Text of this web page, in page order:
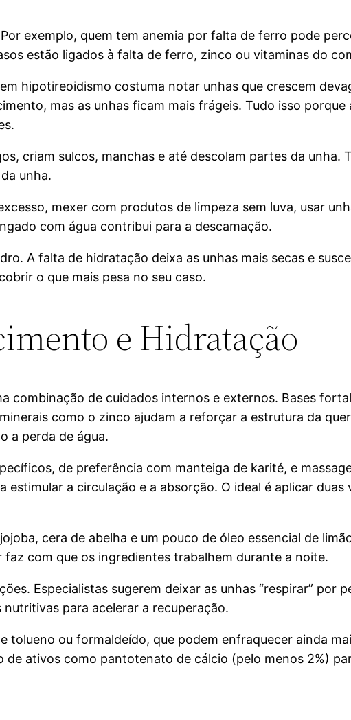
exemplo, quem tem anemia por falta de ferro pode
estão ligados à falta de ferro, zinco ou vitaminas do
hipotireoidismo costuma notar unhas que crescem
mas as unhas ficam mais frágeis. Tudo isso
criam sulcos, manchas e até descolam partes da unha.
unha.
mexer com produtos de limpeza sem luva, usar
com água contribui para a descamação.
A falta de hidratação deixa as unhas mais secas e
o que mais pesa no seu caso.
e Hidratação
combinação de cuidados internos e externos. Bases
como o zinco ajudam a reforçar a estrutura da
a perda de água.
de preferência com manteiga de karité, e
a circulação e a absorção. O ideal é aplicar duas
cera de abelha e um pouco de óleo essencial de
com que os ingredientes trabalhem durante a noite.
Especialistas sugerem deixar as unhas “respirar” por
para acelerar a recuperação.
ou formaldeído, que podem enfraquecer ainda
ativos como pantotenato de cálcio (pelo menos 2%)